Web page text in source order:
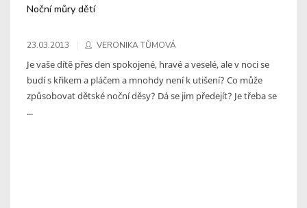
Noční můry dětí
23.03.2013 VERONIKA TŮMOVÁ
Je vaše dítě přes den spokojené, hravé a veselé, ale v noci se
budí s křikem a pláčem a mnohdy není k utišení? Co může
způsobovat dětské noční děsy? Dá se jim předejít? Je třeba se
...